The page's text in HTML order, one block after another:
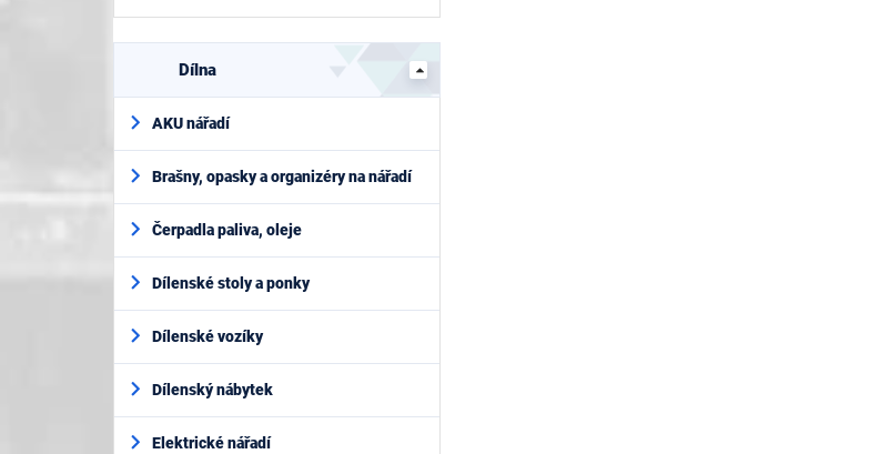
Dílna
AKU nářadí
Brašny, opasky a organizéry na nářadí
Čerpadla paliva, oleje
Dílenské stoly a ponky
Dílenské vozíky
Dílenský nábytek
Elektrické nářadí